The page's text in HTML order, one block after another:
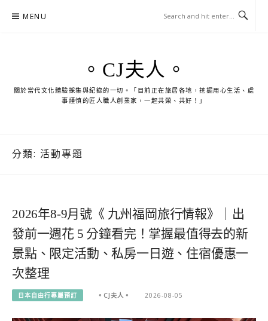
MENU
。CJ夫人。
關於當代文化體驗採集與紀錄的一切。「目前正在旅居各地，挖掘用心生活、處
事謹慎的匠人職人創業家，一起共榮、共好！」
分類: 活動專題
2026年8-9月號《 九州福岡旅行情報》｜出
發前一週花 5 分鐘看完！掌握最值得去的新
景點、限定活動、私房一日遊、住宿優惠一
次整理
日本自由行專屬預訂 。CJ夫人。 2026-08-05